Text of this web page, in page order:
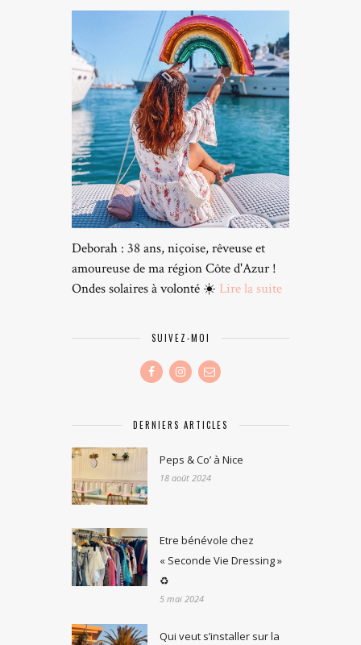
Deborah : 38 ans, niçoise, rêveuse et
amoureuse de ma région Côte d'Azur !
Ondes solaires à volonté ☀️ Lire la suite
SUIVEZ-MOI
DERNIERS ARTICLES
Peps & Co’ à Nice
18 août 2024
Etre bénévole chez
« Seconde Vie Dressing »
♻️
5 mai 2024
Qui veut s’installer sur la